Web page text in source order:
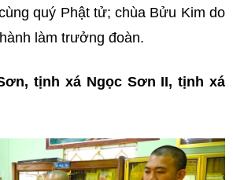
quý Phật tử; chùa Bửu Kim do
làm trưởng đoàn.
tịnh xá Ngọc Sơn II, tịnh xá